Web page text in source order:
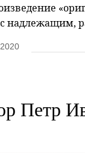
с надлежащим,
Петр